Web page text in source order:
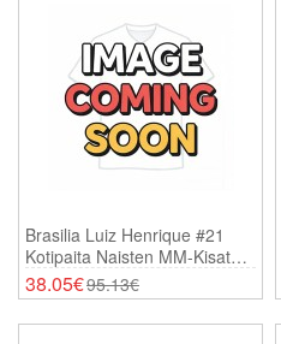
Brasilia Luiz Henrique #21
Kotipaita Naisten MM-Kisat
2026 Lyhythihainen
38.05€95.13€